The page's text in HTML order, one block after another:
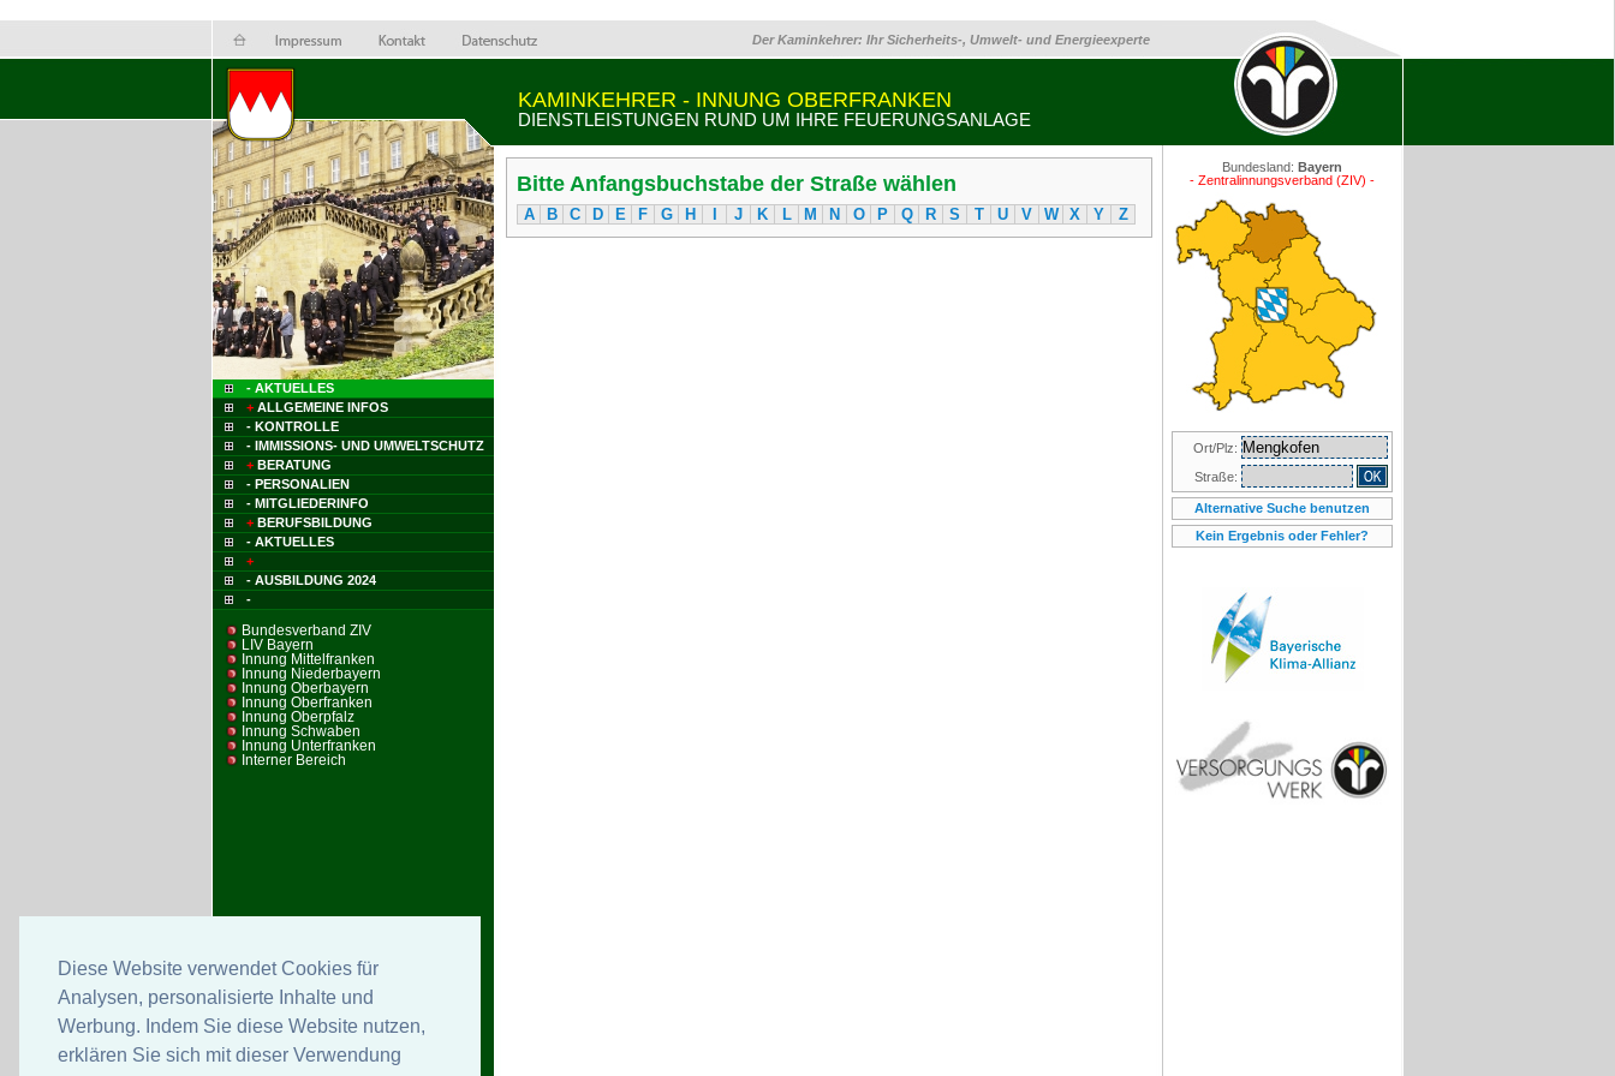
Diese Website verwendet Cookies für
Analysen, personalisierte Inhalte und
Werbung. Indem Sie diese Website nutzen,
erklären Sie sich mit dieser Verwendung
Der Kaminkehrer: Ihr Sicherheits-, Umwelt- und Energieexperte
- AKTUELLES
+ ALLGEMEINE INFOS
- KONTROLLE
- IMMISSIONS- UND UMWELTSCHUTZ
+ BERATUNG
- PERSONALIEN
- MITGLIEDERINFO
+ BERUFSBILDUNG
- AKTUELLES
+
- AUSBILDUNG 2024
-
Bundesverband ZIV
LIV Bayern
Innung Mittelfranken
Innung Niederbayern
Innung Oberbayern
Innung Oberfranken
Innung Oberpfalz
Innung Schwaben
Innung Unterfranken
Interner Bereich
KAMINKEHRER - INNUNG OBERFRANKEN
DIENSTLEISTUNGEN RUND UM IHRE FEUERUNGSANLAGE
Bitte Anfangsbuchstabe der Straße wählen
A B C D E F G H J K L M N O P Q R S T U V W X Y Z
Bundesland: Bayern
- Zentralinnungsverband (ZIV) -
Ort/Plz:
Straße:
Alternative Suche benutzen
Kein Ergebnis oder Fehler?